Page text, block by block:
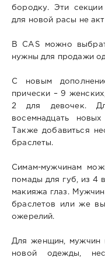
бородку. Эти
для новой расы не
В CAS можно
нужны для продажи
С новым
прически – 9
2 для девочек.
восемнадцать
Также добавиться
браслеты.
Симам-мужчинам
помады для губ, из 4
макияжа глаз.
браслетов или же
ожерелий.
Для женщин, мужчин
новой одежды,